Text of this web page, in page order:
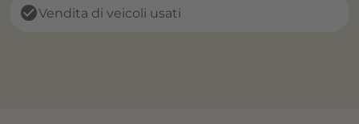
check_circleVendita di veicoli usati